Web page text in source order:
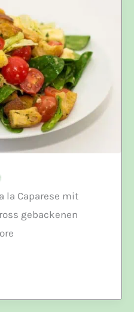
la Caparese mit
gebackenen